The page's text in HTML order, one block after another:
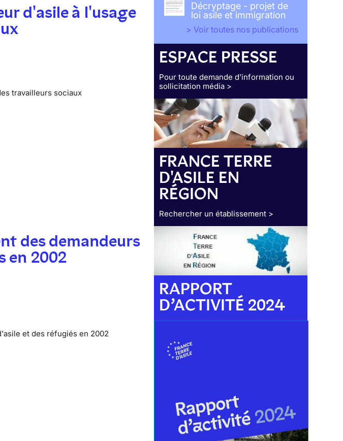
d'asile à l'usage
travailleurs sociaux
des demandeurs
en 2002
et des réfugiés en 2002
Décryptage - projet de
loi asile et immigration
> Voir toutes nos publications
ESPACE PRESSE
Pour toute demande d’information ou
sollicitation média >
FRANCE TERRE
D'ASILE EN
RÉGION
Rechercher un établissement >
RAPPORT
D’ACTIVITÉ 2024